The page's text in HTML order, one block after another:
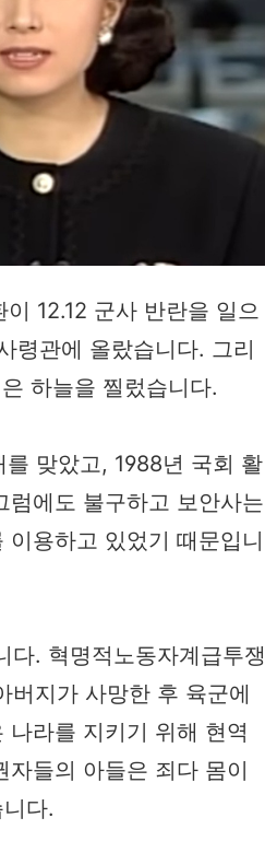
12.12 군사 반란을 일으
령관에 올랐습니다. 그리
하늘을 찔렀습니다.
맞았고, 1988년 국회 활
에도 불구하고 보안사는
용하고 있었기 때문입니
다. 혁명적노동자계급투쟁
버지가 사망한 후 육군에
라를 지키기 위해 현역
들의 아들은 죄다 몸이
다.